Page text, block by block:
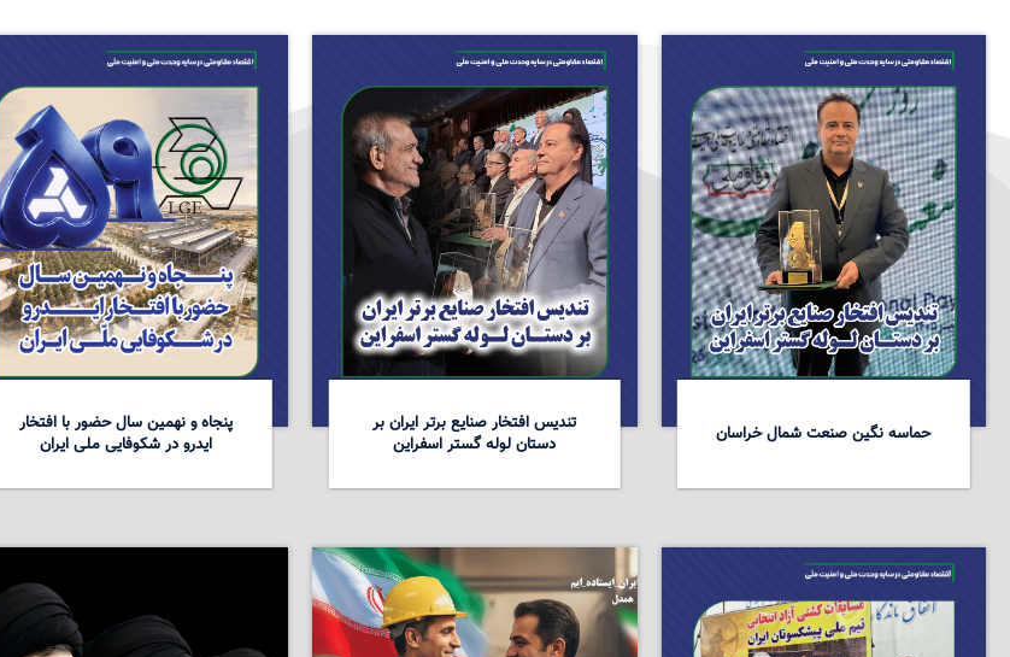
حماسه نگین صنعت شمال خراسان
تندیس افتخار صنایع برتر ایران بر
دستان لوله گستر اسفراین
پنجاه و نهمین سال حضور با افتخار
ایدرو در شکوفایی ملی ایران